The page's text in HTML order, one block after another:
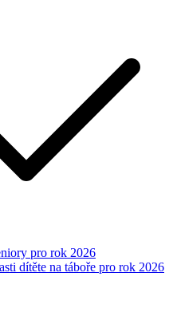
pro rok 2026
dítěte na táboře pro rok 2026